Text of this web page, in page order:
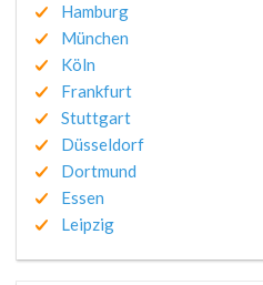
Hamburg
München
Köln
Frankfurt
Stuttgart
Düsseldorf
Dortmund
Essen
Leipzig